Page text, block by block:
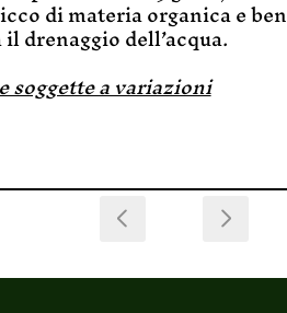
di materia organica e
drenaggio dell’acqua.
a variazioni